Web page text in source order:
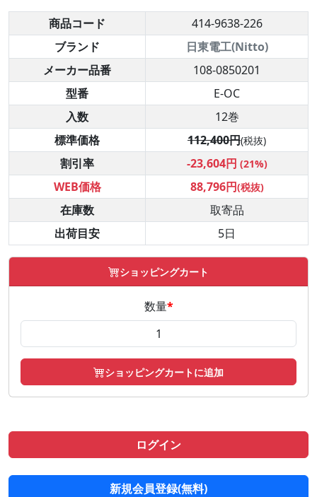
商品コード
414-9638-226
ブランド
日東電工(Nitto)
メーカー品番
108-0850201
型番
E-OC
入数
12巻
標準価格
112,400円(税抜)
割引率 -23,604円 (21%)
WEB価格 88,796円(税抜)
在庫数
取寄品
出荷目安
5日
ショッピングカート
数量*
ショッピングカートに追加
ログイン
新規会員登録(無料)